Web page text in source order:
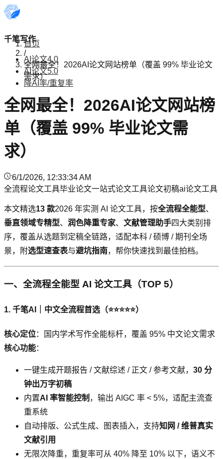
千笔写作
AI论文4.0
AI论文5.0
降AI率/重复率
首页
/
全网最全！2026AI论文网站榜单（覆盖 99% 毕业论文
需求）
全网最全！2026AI论文网站榜
单（覆盖 99% 毕业论文需
求）
6/1/2026, 12:33:34 AM
全流程论文工具毕业论文一站式论文工具论文初稿ai论文工具
本文精选13 款2026 年实测 AI 论文工具，按全流程全能型、
垂直领域专精型、 润色降重专家、 文献管理助手四大类别排
序，覆盖从选题到定稿全链路，适配本科 / 硕博 / 期刊全场
景，附选型速查表与避坑指南，帮你快速找到最佳拍档。
一、全流程全能型 AI 论文工具（TOP 5）
1. 千笔AI｜中文全流程首选（⭐⭐⭐⭐⭐）
核心定位：国内学术写作全能标杆，覆盖 95% 中文论文需求
核心功能：
一键生成开题报告 / 文献综述 / 正文 / 参考文献， 30 分
钟出万字初稿
内置AI 率智能控制 ，输出 AIGC 率 < 5%，适配主流查
重系统
自动排版、公式生成、图表插入，支持知网 / 维普真实
文献引用
无限次降重，重复率可从 40% 降至 10% 以下，语义不